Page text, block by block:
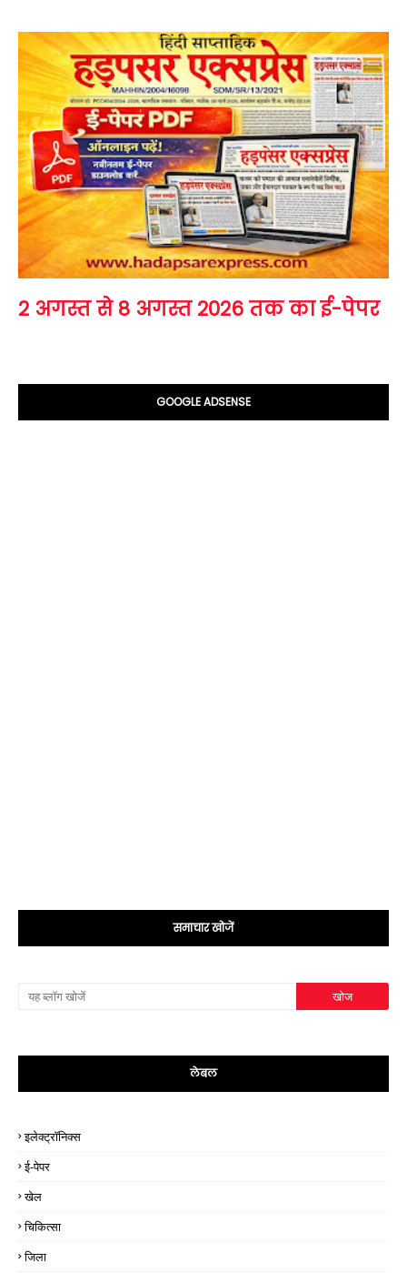
2 अगस्त से 8 अगस्त 2026 तक का ई-पेपर
GOOGLE ADSENSE
समाचार खोजें
लेबल
इलेक्ट्रॉनिक्स
ई-पेपर
खेल
चिकित्सा
जिला